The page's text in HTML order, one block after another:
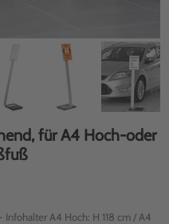
für A4 Hoch-oder
Infohalter A4 Hoch: H 118 cm / A4